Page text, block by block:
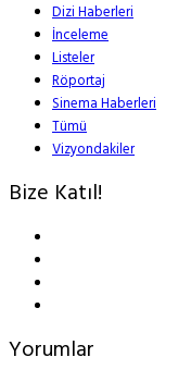
Dizi Haberleri
İnceleme
Listeler
Röportaj
Sinema Haberleri
Tümü
Vizyondakiler
Bize Katıl!
Yorumlar